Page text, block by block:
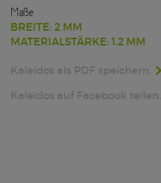
Maße
BREITE: 2 MM
MATERIALSTÄRKE: 1.2 MM
Kaleidos als PDF speichern.
Kaleidos auf Facebook teilen.